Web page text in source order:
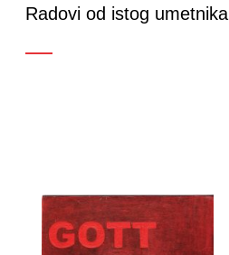
Radovi od istog umetnika